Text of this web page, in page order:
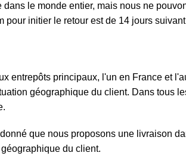
dans le monde entier, mais nous ne
pour initier le retour est de 14 jours
entrepôts principaux, l'un en France et
géographique du client. Dans tous
que nous proposons une livraison
du client.